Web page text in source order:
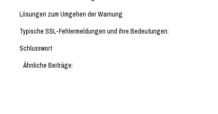
Lösungen zum Umgehen der Warnung
Typische SSL-Fehlermeldungen und ihre Bedeutungen:
Schlusswort
Ähnliche Beiträge: